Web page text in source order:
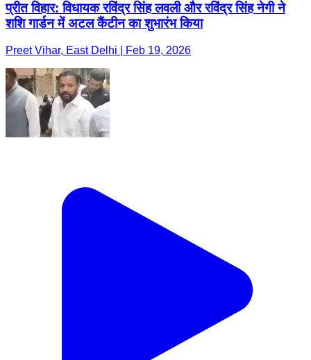
प्रीत विहार: विधायक रविंद्र सिंह लवली और रविंद्र सिंह नेगी ने
शशि गार्डन में अटल कैंटीन का शुभारंभ किया
Preet Vihar, East Delhi | Feb 19, 2026